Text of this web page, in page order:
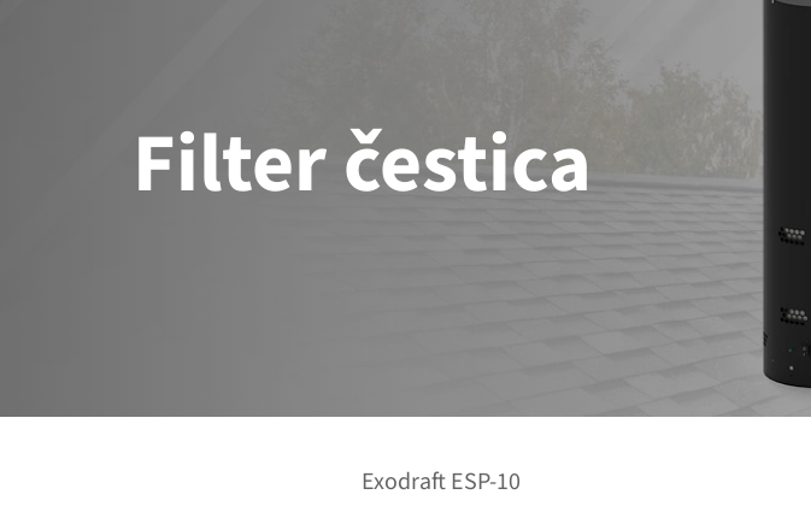
Filter čestica
Exodraft ESP-10